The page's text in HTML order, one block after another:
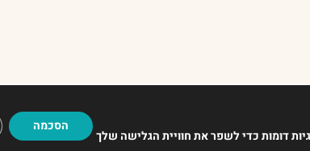
הסכמה